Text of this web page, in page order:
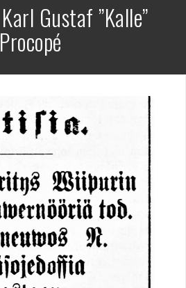
Karl Gustaf ”Kalle”
Procopé